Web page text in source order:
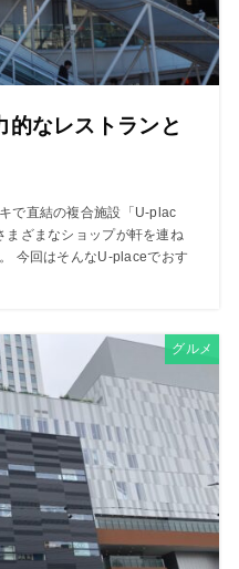
的なレストランと
で直結の複合施設「U-plac
まざまなショップが軒を連ね
今回はそんなU-placeでおす
グルメ